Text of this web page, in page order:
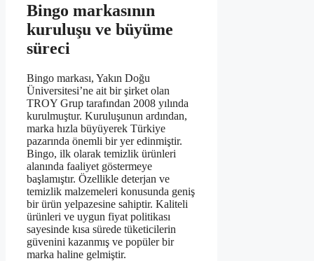
Bingo markasının
kuruluşu ve büyüme
süreci
Bingo markası, Yakın Doğu
Üniversitesi’ne ait bir şirket olan
TROY Grup tarafından 2008 yılında
kurulmuştur. Kuruluşunun ardından,
marka hızla büyüyerek Türkiye
pazarında önemli bir yer edinmiştir.
Bingo, ilk olarak temizlik ürünleri
alanında faaliyet göstermeye
başlamıştır. Özellikle deterjan ve
temizlik malzemeleri konusunda geniş
bir ürün yelpazesine sahiptir. Kaliteli
ürünleri ve uygun fiyat politikası
sayesinde kısa sürede tüketicilerin
güvenini kazanmış ve popüler bir
marka haline gelmiştir.